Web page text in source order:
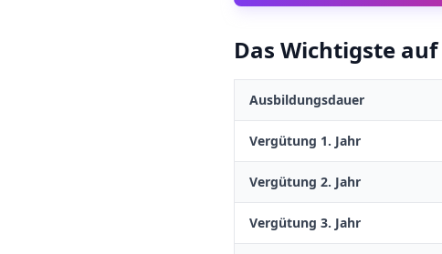
Das Wichtigste
Ausbildungsdauer
Vergütung 1. Jahr
Vergütung 2. Jahr
Vergütung 3. Jahr